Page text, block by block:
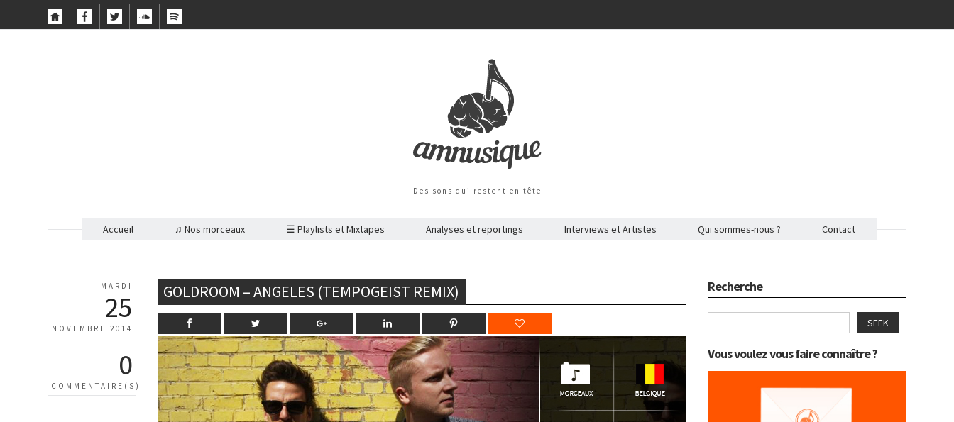
Des sons qui restent en tête
Accueil ♫ Nos morceaux ☰ Playlists et Mixtapes Analyses et reportings Interviews et Artistes Qui sommes-nous ? Contact
MARDI
25
NOVEMBRE 2014
0
COMMENTAIRE(S)
GOLDROOM – ANGELES (TEMPOGEIST REMIX) Recherche
SEEK
Vous voulez vous faire connaître ?